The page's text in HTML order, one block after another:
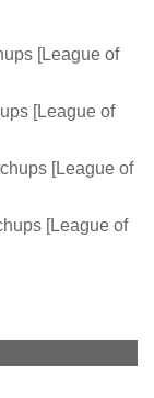
[League of
[League of
[League of
[League of